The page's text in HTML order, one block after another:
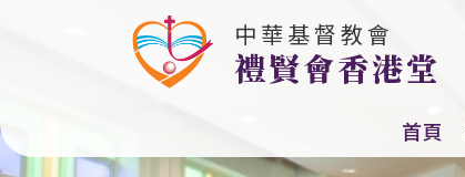
中華基督教會
禮賢會香港堂
教會主題（2025-
首頁